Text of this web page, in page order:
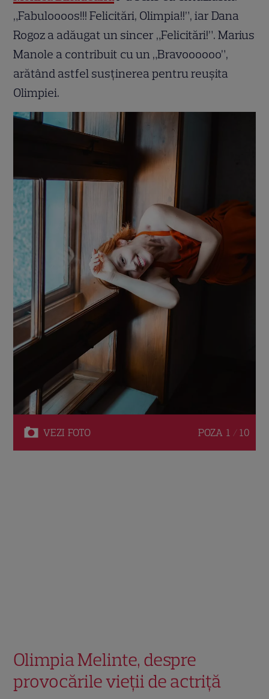
„Fabuloooos!!! Felicitări, Olimpia!!”, iar Dana
Rogoz a adăugat un sincer „Felicitări!”. Marius
Manole a contribuit cu un „Bravoooooo”,
arătând astfel susținerea pentru reușita
Olimpiei.
VEZI FOTO POZA 1 / 10
Olimpia Melinte, despre
provocările vieții de actriță